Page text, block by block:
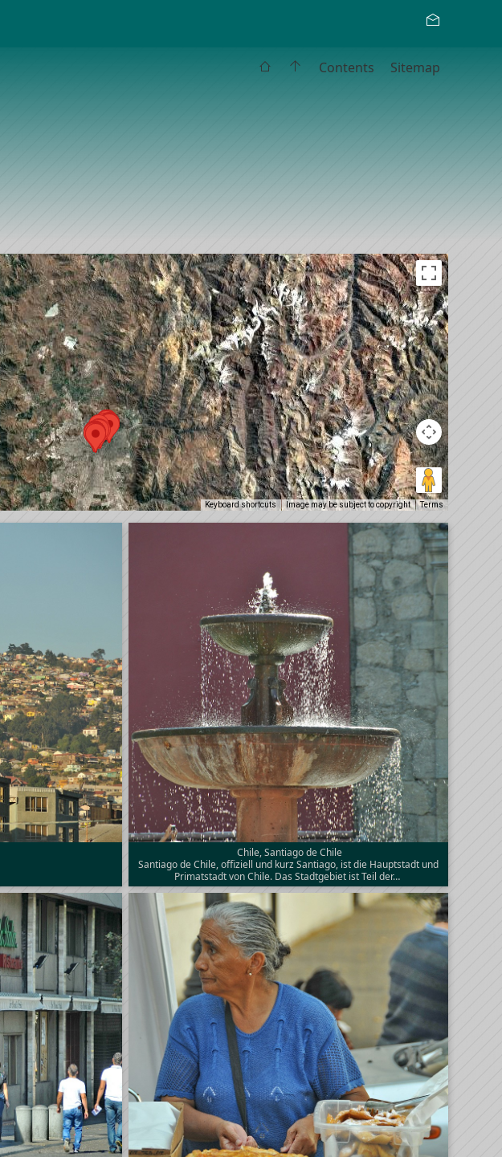
Contents Sitemap
Keyboard shortcuts Image may be subject to copyright Terms
Chile, Santiago de Chile
Santiago de Chile, offiziell und kurz Santiago, ist die Hauptstadt und
Primatstadt von Chile. Das Stadtgebiet ist Teil der…